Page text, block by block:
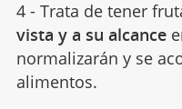
4 - Trata de tener
vista y a su alcance
normalizarán y se
alimentos.